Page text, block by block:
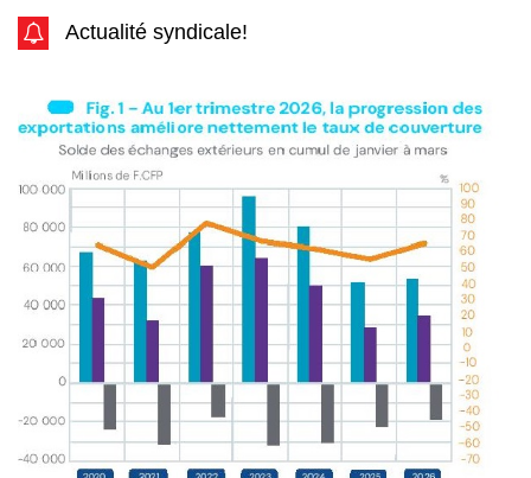
Actualité syndicale!